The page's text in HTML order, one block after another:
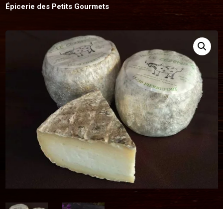
Épicerie des Petits Gourmets